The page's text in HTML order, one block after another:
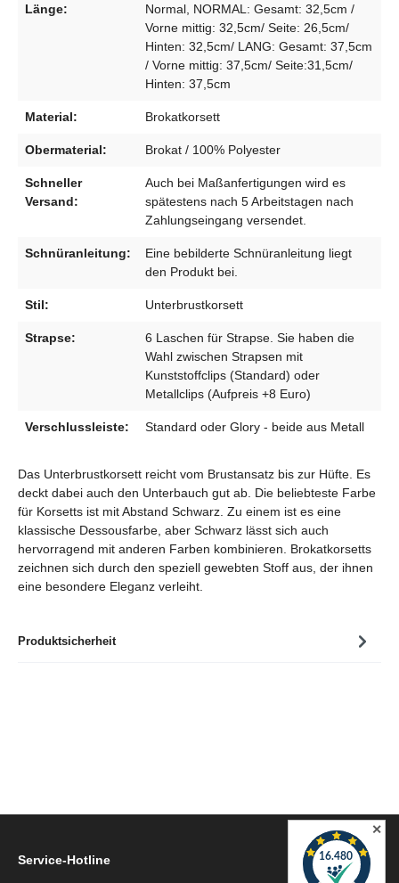
Produktsicherheit
Länge:
Normal, NORMAL: Gesamt: 32,5cm /
Vorne mittig: 32,5cm/ Seite: 26,5cm/
Hinten: 32,5cm/ LANG: Gesamt: 37,5cm
/ Vorne mittig: 37,5cm/ Seite:31,5cm/
Hinten: 37,5cm
Material: Brokatkorsett
Obermaterial: Brokat / 100% Polyester
Schneller
Versand:
Auch bei Maßanfertigungen wird es
spätestens nach 5 Arbeitstagen nach
Zahlungseingang versendet.
Schnüranleitung:
Eine bebilderte Schnüranleitung liegt
den Produkt bei.
Stil: Unterbrustkorsett
Strapse:
6 Laschen für Strapse. Sie haben die
Wahl zwischen Strapsen mit
Kunststoffclips (Standard) oder
Metallclips (Aufpreis +8 Euro)
Verschlussleiste: Standard oder Glory - beide aus Metall
Das Unterbrustkorsett reicht vom Brustansatz bis zur Hüfte. Es
deckt dabei auch den Unterbauch gut ab. Die beliebteste Farbe
für Korsetts ist mit Abstand Schwarz. Zu einem ist es eine
klassische Dessousfarbe, aber Schwarz lässt sich auch
hervorragend mit anderen Farben kombinieren. Brokatkorsetts
zeichnen sich durch den speziell gewebten Stoff aus, der ihnen
eine besondere Eleganz verleiht.
Service-Hotline
✕